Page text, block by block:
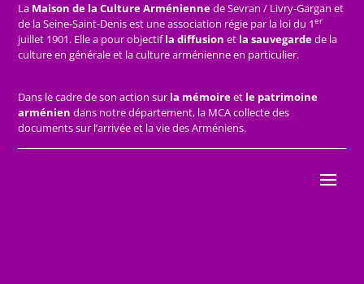
La Maison de la Culture Arméniennede Sevran / Livry-Gargan et
de la Seine-Saint-Denis est une association régie par la loi du 1er
juillet 1901. Elle a pour objectifla diffusion et la sauvegardede la
culture en générale et la culture arménienne en particulier.
Dans le cadre de son action sur la mémoireet le patrimoine
arménien dans notre département, la MCA collecte des
documents sur l’arrivée et la vie des Arméniens.